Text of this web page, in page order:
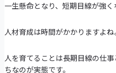
一生懸命となり、短期目線が強く
人材育成は時間がかかりますよね
人を育てることは長期目線の仕
ちなのが実態です。